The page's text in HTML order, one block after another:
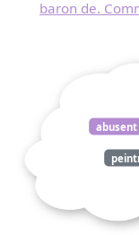
baron de.
abusent
jamais